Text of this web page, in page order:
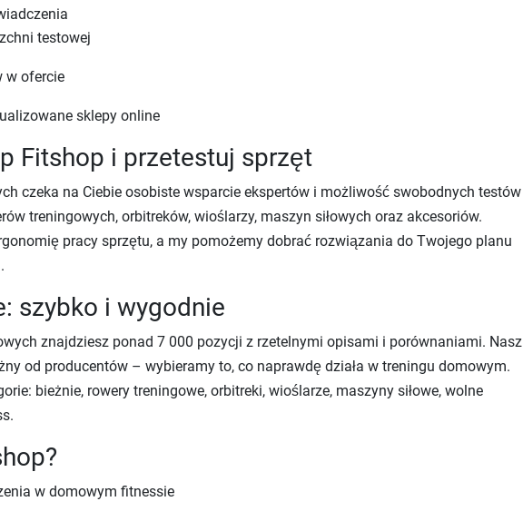
testowej
w ofercie
sklepy online
Fitshop i przetestuj sprzęt
czeka na Ciebie osobiste wsparcie ekspertów i możliwość swobodnych testów
treningowych, orbitreków, wioślarzy, maszyn siłowych oraz akcesoriów.
pracy sprzętu, a my pomożemy dobrać rozwiązania do Twojego planu
szybko i wygodnie
znajdziesz ponad 7 000 pozycji z rzetelnymi opisami i porównaniami. Nasz
od producentów – wybieramy to, co naprawdę działa w treningu domowym.
bieżnie, rowery treningowe, orbitreki, wioślarze, maszyny siłowe, wolne
w domowym fitnessie